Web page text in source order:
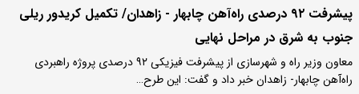
پیشرفت ۹۲ درصدی راه‌آهن چابهار - زاهدان/ تکمیل کریدور ریلی
جنوب به شرق در مراحل نهایی
معاون وزیر راه و شهرسازی از پیشرفت فیزیکی ۹۲ درصدی پروژه راهبردی
راه‌آهن چابهار- زاهدان خبر داد و گفت: این طرح…